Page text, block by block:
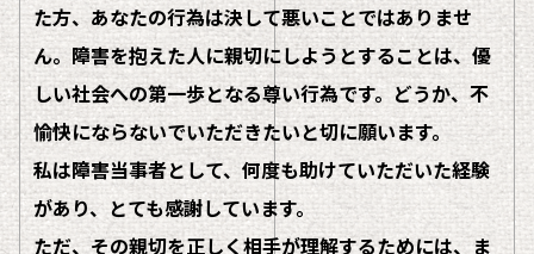
た方、あなたの行為は決して悪いことではありませ
ん。障害を抱えた人に親切にしようとすることは、優
しい社会への第一歩となる尊い行為です。どうか、不
愉快にならないでいただきたいと切に願います。
私は障害当事者として、何度も助けていただいた経験
があり、とても感謝しています。
ただ、その親切を正しく相手が理解するためには、ま